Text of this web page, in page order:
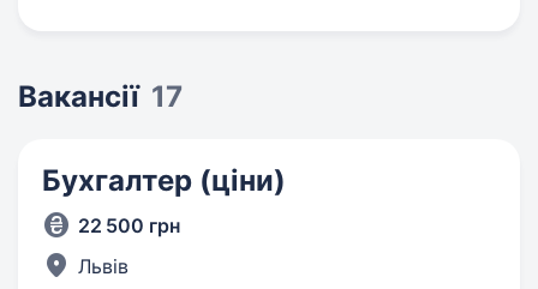
Вакансії 17
Бухгалтер (ціни)
22 500 грн
Львів